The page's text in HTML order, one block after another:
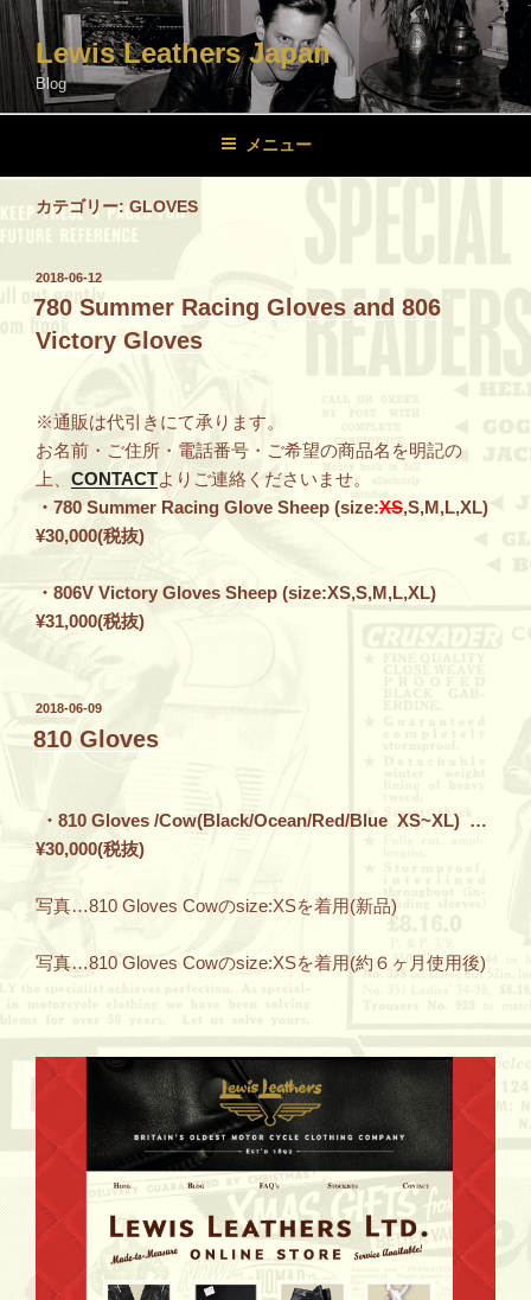
コ
ス
キ
Lewis Leathers Japan
Blog
メニュー
カテゴリー: GLOVES
投
稿
日:
2018-06-12
780 Summer Racing Gloves and 806
Victory Gloves
※通販は代引きにて承ります。
お名前・ご住所・電話番号・ご希望の商品名を明記の
上、 CONTACTよりご連絡くださいませ。
・780 Summer Racing Glove Sheep (size:XS,S,M,L,XL)
¥30,000(税抜)
・806V Victory Gloves Sheep (size:XS,S,M,L,XL)
¥31,000(税抜)
投
稿
日:
2018-06-09
810 Gloves
・810 Gloves /Cow(Black/Ocean/Red/Blue XS~XL) …
¥30,000(税抜)
写真…810 Gloves Cowのsize:XSを着用(新品)
写真…810 Gloves Cowのsize:XSを着用(約６ヶ月使用後)